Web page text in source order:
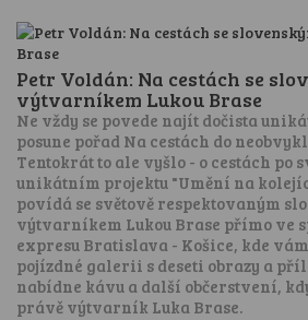
Petr Voldán: Na cestách se
výtvarníkem Lukou Brase
Ne vždy se povede najít dočista
posune pořad Na cestách do
Tentokrát to ale vyšlo - o cestách po
unikátním projektu "Umění na
povídá se světově respektovaným
výtvarníkem Lukou Brase přímo ve
expresu Bratislava - Košice, kde
pojízdné galerii s deseti obrazy a
nabídne kávu a další občerstvení,
právě výtvarník Luka Brase.